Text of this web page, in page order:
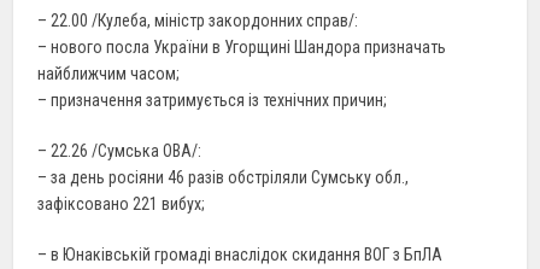
– 22.00 /Кулеба, міністр закордонних справ/:
– нового посла України в Угорщині Шандора призначать
найближчим часом;
– призначення затримується із технічних причин;
– 22.26 /Сумська ОВА/:
– за день росіяни 46 разів обстріляли Сумську обл.,
зафіксовано 221 вибух;
– в Юнаківській громаді внаслідок скидання ВОГ з БпЛА